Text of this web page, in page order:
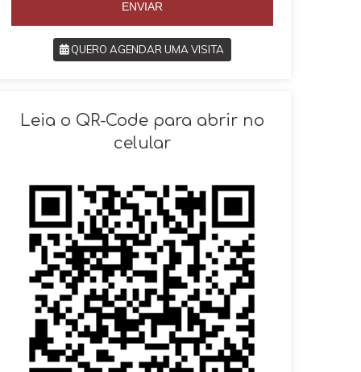
ENVIAR
QUERO AGENDAR UMA VISITA
VOLTAR
Leia o QR-Code para abrir no
celular